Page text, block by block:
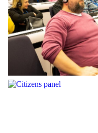
food waste panel citizens